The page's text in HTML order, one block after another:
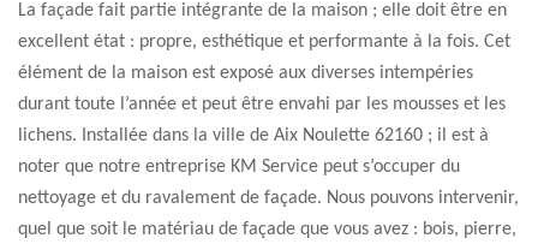
La façade fait partie intégrante de la maison ; elle doit être en
excellent état : propre, esthétique et performante à la fois. Cet
élément de la maison est exposé aux diverses intempéries
durant toute l’année et peut être envahi par les mousses et les
lichens. Installée dans la ville de Aix Noulette 62160 ; il est à
noter que notre entreprise KM Service peut s’occuper du
nettoyage et du ravalement de façade. Nous pouvons intervenir,
quel que soit le matériau de façade que vous avez : bois, pierre,